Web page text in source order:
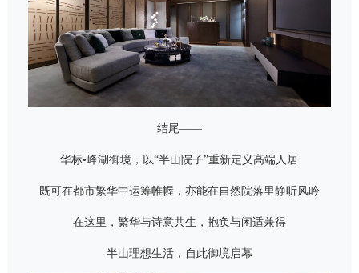
结尾——
华标•峰湖御境，以“半山院子”重新定义高端人居
既可在都市繁华中运筹帷幄，亦能在自然院落里静听风吟
在这里，繁华与诗意共生，抱负与闲适兼得
半山理想生活，自此御境启幕